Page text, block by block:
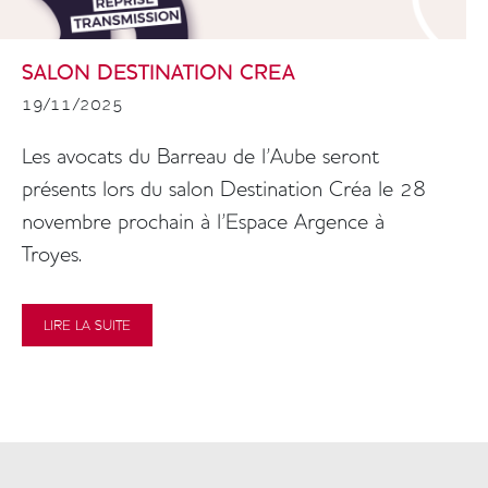
SALON DESTINATION CREA
19/11/2025
Colonne
Les avocats du Barreau de l'Aube seront
présents lors du salon Destination Créa le 28
novembre prochain à l'Espace Argence à
Troyes.
LIRE LA SUITE